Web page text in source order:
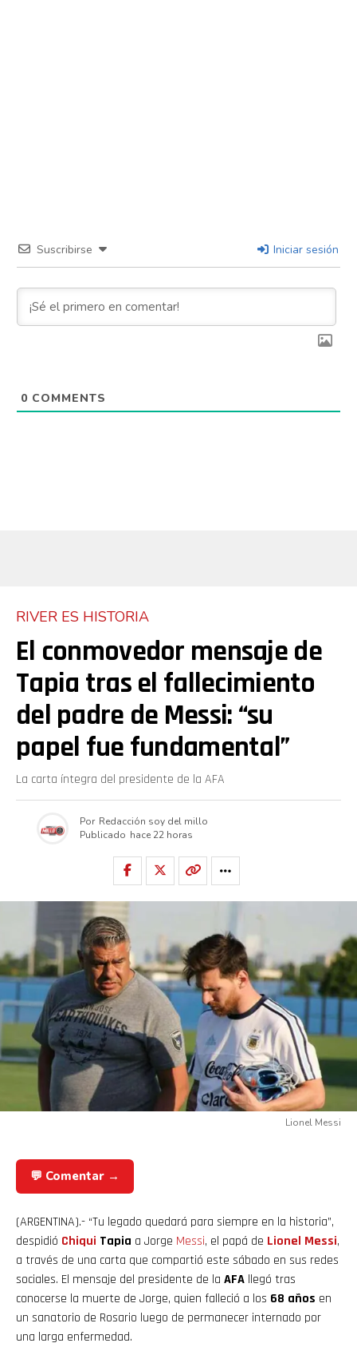
Suscribirse Iniciar sesión
0 COMMENTS
RIVER ES HISTORIA
El conmovedor mensaje de
Tapia tras el fallecimiento
del padre de Messi: “su
papel fue fundamental”
La carta íntegra del presidente de la AFA
Por Redacción soy del millo
Publicado hace 22 horas
Lionel Messi
💬 Comentar →
(ARGENTINA).- “Tu legado quedará para siempre en la historia”,
despidió Chiqui Tapia a Jorge Messi, el papá de Lionel Messi,
a través de una carta que compartió este sábado en sus redes
sociales. El mensaje del presidente de la AFA llegó tras
conocerse la muerte de Jorge, quien falleció a los 68 años en
un sanatorio de Rosario luego de permanecer internado por
una larga enfermedad.